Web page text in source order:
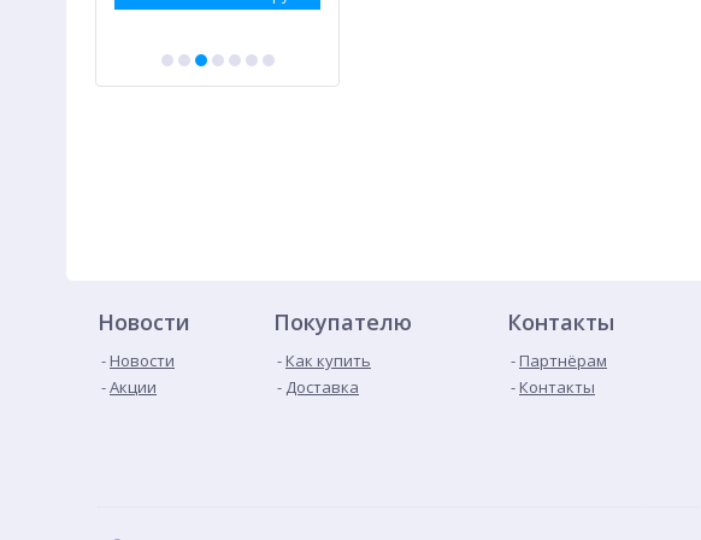
Новости
Новости
Акции
Покупателю
Как купить
Доставка
Контакты
Партнёрам
Контакты